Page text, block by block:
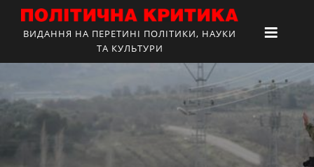
ВИДАННЯ НА ПЕРЕТИНІ ПОЛІТИКИ, НАУКИ
ТА КУЛЬТУРИ